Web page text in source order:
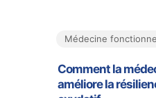
Médecine
Comment la
améliore la